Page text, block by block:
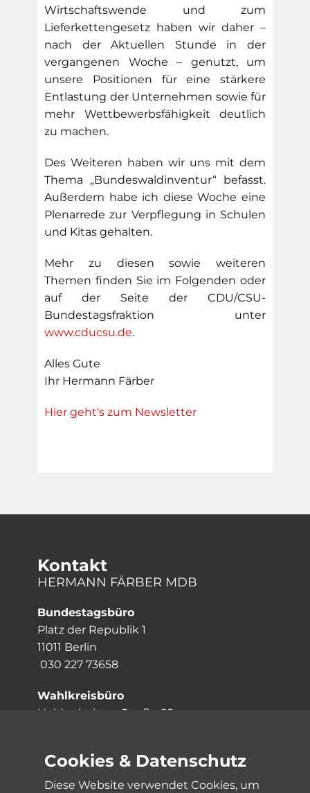
Wirtschaftswende und zum
Lieferkettengesetz haben wir daher –
nach der Aktuellen Stunde in der
vergangenen Woche – genutzt, um
unsere Positionen für eine stärkere
Entlastung der Unternehmen sowie für
mehr Wettbewerbsfähigkeit deutlich
zu machen.
Des Weiteren haben wir uns mit dem
Thema „Bundeswaldinventur“ befasst.
Außerdem habe ich diese Woche eine
Plenarrede zur Verpflegung in Schulen
und Kitas gehalten.
Mehr zu diesen sowie weiteren
Themen finden Sie im Folgenden oder
auf der Seite der CDU/CSU-
Bundestagsfraktion unter
www.cducsu.de.
Alles Gute
Ihr Hermann Färber
Hier geht's zum Newsletter
Kontakt
HERMANN FÄRBER MDB
Bundestagsbüro
Platz der Republik 1
11011 Berlin
030 227 73658
Wahlkreisbüro
Heidenheimer Straße 68
Links
Cookies & Datenschutz
Diese Website verwendet Cookies, um